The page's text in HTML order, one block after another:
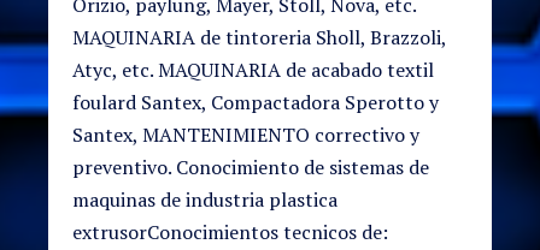
MAQUINARIA de tintoreria Sholl, Brazzoli,
Atyc, etc. MAQUINARIA de acabado textil
foulard Santex, Compactadora Sperotto y
Santex, MANTENIMIENTO correctivo y
preventivo. Conocimiento de sistemas de
maquinas de industria plastica
extrusorConocimientos tecnicos de: